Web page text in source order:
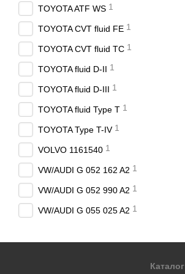
TOYOTA ATF WS 1
TOYOTA CVT fluid FE 1
TOYOTA CVT fluid TC 1
TOYOTA fluid D-II 1
TOYOTA fluid D-III 1
TOYOTA fluid Type T 1
TOYOTA Type T-IV 1
VOLVO 1161540 1
VW/AUDI G 052 162 A2 1
VW/AUDI G 052 990 A2 1
VW/AUDI G 055 025 A2 1
Каталог